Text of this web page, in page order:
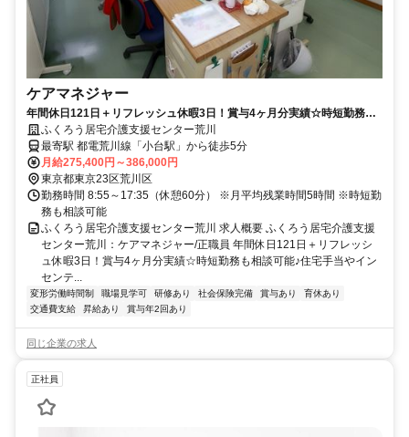
ケアマネジャー
年間休日121日＋リフレッシュ休暇3日！賞与4ヶ月分実績☆時短勤務も
相談可能♪住宅手当やインセンティブなどの各種手当あり◎【荒川区、居
宅介護、小台駅、ケアマネジャー、正職員】※採用強化中
ふくろう居宅介護支援センター荒川
最寄駅 都電荒川線「小台駅」から徒歩5分
月給275,400円～386,000円
東京都東京23区荒川区
勤務時間 8:55～17:35（休憩60分） ※月平均残業時間5時間 ※時短勤
務も相談可能
ふくろう居宅介護支援センター荒川 求人概要 ふくろう居宅介護支援
センター荒川：ケアマネジャー/正職員 年間休日121日＋リフレッシ
ュ休暇3日！賞与4ヶ月分実績☆時短勤務も相談可能♪住宅手当やイン
センテ...
変形労働時間制 職場見学可 研修あり 社会保険完備 賞与あり
育休あり
交通費支給
昇給あり 賞与年2回あり
同じ企業の求人
正社員